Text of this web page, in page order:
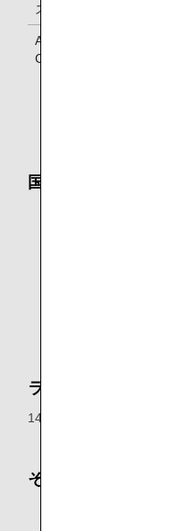
スーパーフライヤーズ会員
ANA Million Miler Program
Card」をお持ちのお客様
国内線到着ラウンジと
ANAグループ運航国
ドサービス」メンバー
Miler Program「
様、およびANAグル
ラウンジオープン時間
14:00～17:50（ANAグルー
その他
ご同行者につきまして